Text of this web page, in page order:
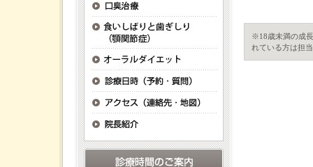
※18歳未満の成
れている方は担